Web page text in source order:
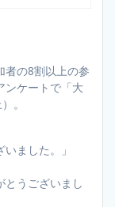
者の8割以上の参
ンケートで「大
。
ました。」
とうございまし